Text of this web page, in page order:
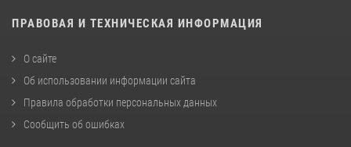
ПРАВОВАЯ И ТЕХНИЧЕСКАЯ ИНФОРМАЦИЯ
О сайте
Об использовании информации сайта
Правила обработки персональных данных
Сообщить об ошибках